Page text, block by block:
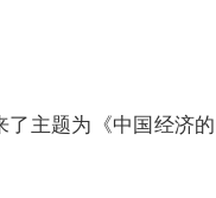
了主题为《中国经济的